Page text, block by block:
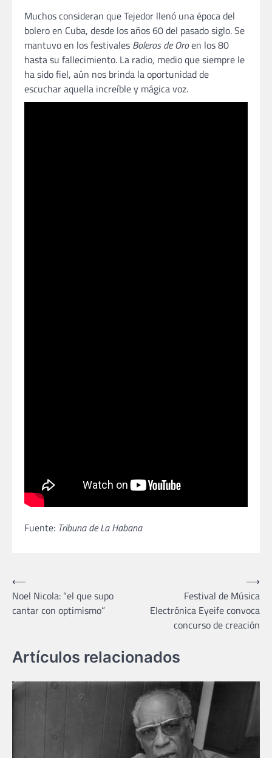
Muchos consideran que Tejedor llenó una época del
bolero en Cuba, desde los años 60 del pasado siglo. Se
mantuvo en los festivales Boleros de Oroen los 80
hasta su fallecimiento. La radio, medio que siempre le
ha sido fiel, aún nos brinda la oportunidad de
escuchar aquella increíble y mágica voz.
Fuente: Tribuna de La Habana
Navegación
de
entradas
⟵
Noel Nicola: “el que supo
cantar con optimismo”
Festival de Música
Electrónica Eyeife convoca
concurso de creación
⟶
Artículos relacionados